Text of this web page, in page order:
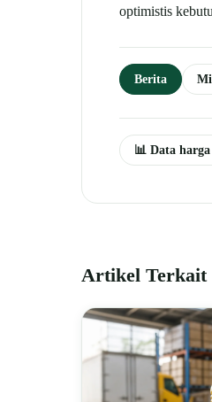
optimistis
Berita
📊 Data
Artikel Terkait